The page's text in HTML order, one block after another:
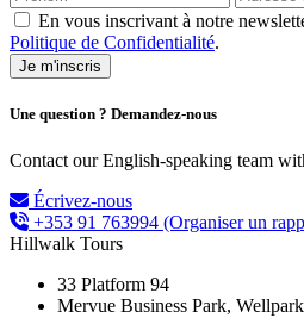
En vous inscrivant à notre
Politique de Confidentialité.
Une question ? Demandez-nous
Contact our English-speaking team
Écrivez-nous
+353 91 763994 (Organiser un
Hillwalk Tours
33 Platform 94
Mervue Business Park,